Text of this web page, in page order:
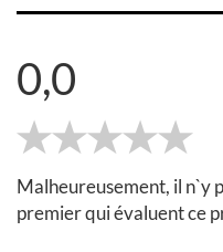
0,0
Malheureusement, il n`y
premier qui évaluent ce